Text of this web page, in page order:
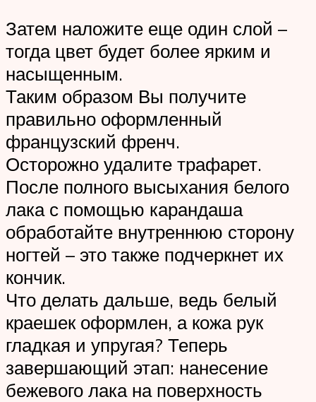
Затем наложите еще один слой –
тогда цвет будет более ярким и
насыщенным.
Таким образом Вы получите
правильно оформленный
французский френч.
Осторожно удалите трафарет.
После полного высыхания белого
лака с помощью карандаша
обработайте внутреннюю сторону
ногтей – это также подчеркнет их
кончик.
Что делать дальше, ведь белый
краешек оформлен, а кожа рук
гладкая и упругая? Теперь
завершающий этап: нанесение
бежевого лака на поверхность